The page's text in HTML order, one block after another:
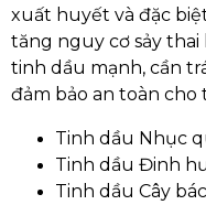
xuất huyết và đặc
tăng nguy cơ sảy thai
tinh dầu mạnh, cần
đảm bảo an toàn cho
Tinh dầu Nhục
Tinh dầu Đinh
Tinh dầu Cây